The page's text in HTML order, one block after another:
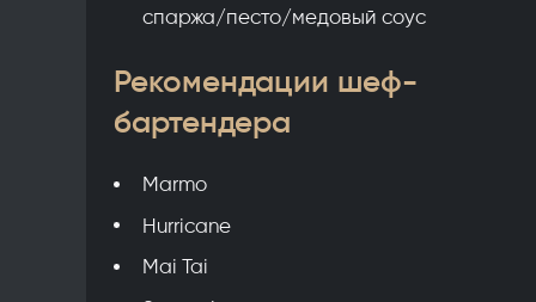
спаржа/песто/медовый соус
Рекомендации шеф-
бартендера
Marmo
Hurricane
Mai Tai